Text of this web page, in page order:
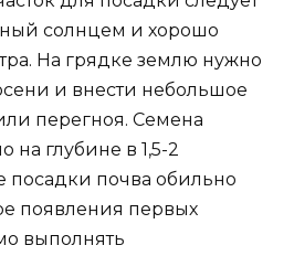
солнцем и хорошо
На грядке землю нужно
и внести небольшое
перегноя. Семена
на глубине в 1,5-2
посадки почва обильно
появления первых
выполнять